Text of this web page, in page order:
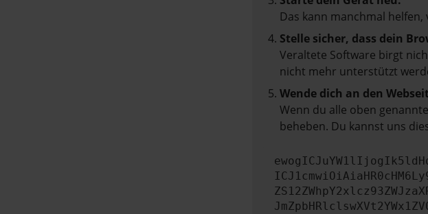
Das kann manchmal
Stelle sicher, dass dein
Veraltete Software birgt
nicht mehr unterstützt
Wende dich an den
Wenn du alle oben
beheben. Du kannst uns